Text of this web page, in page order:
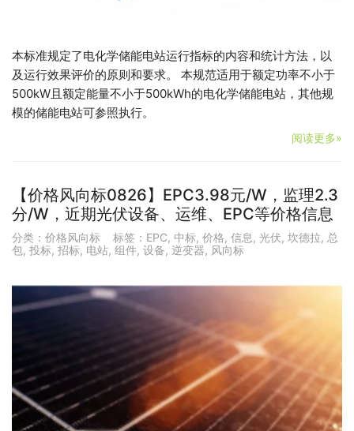
本标准规定了电化学储能电站运行指标的内容和统计方法，以
及运行效果评价的原则和要求。 本规范适用于额定功率不小于
500kW且额定能量不小于500kWh的电化学储能电站，其他规
模的储能电站可参照执行。
阅读更多»
【价格风向标0826】EPC3.98元/W，监理2.3
分/W，近期光伏设备、运维、EPC等价格信息
分类： 价格风向标 标签： EPC, 中标, 价格, 信息 , 光伏, 坎德拉, 总
包, 投标, 招标, 电站, 组件, 设备, 逆变器, 风向标